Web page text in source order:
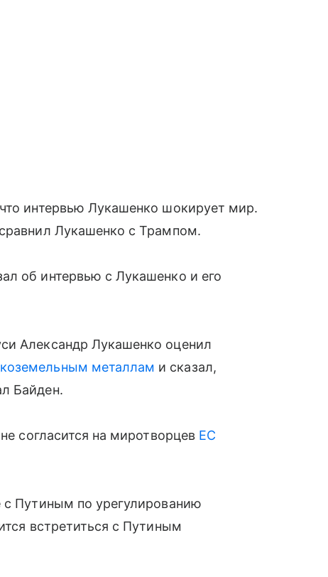
интервью Лукашенко шокирует мир.
Лукашенко с Трампом.
об интервью с Лукашенко и его
Александр Лукашенко оценил
металлам и сказал,
Байден.
согласится на миротворцев ЕС
с Путиным по урегулированию
встретиться с Путиным